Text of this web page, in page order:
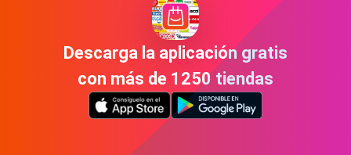
Descarga la aplicación gratis
con más de 1250 tiendas